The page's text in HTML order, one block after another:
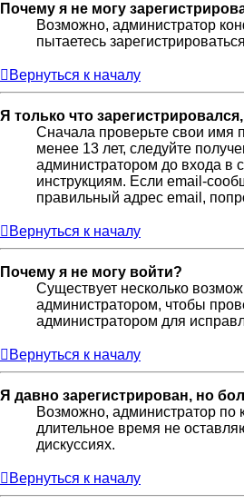
Почему я не могу
Возможно, администратор
пытаетесь
Вернуться к началу
Я только что
Сначала проверьте свои имя
менее 13 лет, следуйте
администратором до входа в
инструкциям. Если email-
правильный адрес email,
Вернуться к началу
Почему я не могу войти?
Существует несколько
администратором, чтобы
администратором для
Вернуться к началу
Я давно зарегистрирован, но
Возможно, администратор по
длительное время не
дискуссиях.
Вернуться к началу